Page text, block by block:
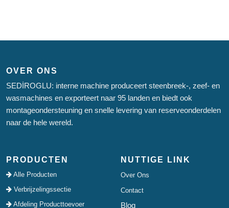
OVER ONS
SEDİROGLU: interne machine produceert steenbreek-, zeef- en
wasmachines en exporteert naar 95 landen en biedt ook
montageondersteuning en snelle levering van reserveonderdelen
naar de hele wereld.
PRODUCTEN
Alle Producten
Verbrijzelingssectie
Afdeling Producttoevoer
NUTTIGE LINK
Over Ons
Contact
Blog